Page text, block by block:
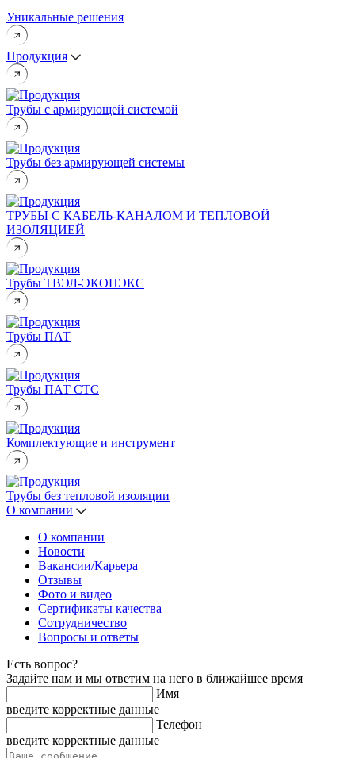
Уникальные решения
Продукция
Трубы с армирующей системой
Трубы без армирующей системы
ТРУБЫ С КАБЕЛЬ-КАНАЛОМ И ТЕПЛОВОЙ
ИЗОЛЯЦИЕЙ
Трубы ТВЭЛ-ЭКОПЭКС
Трубы ПАТ
Трубы ПАТ СТС
Комплектующие и инструмент
Трубы без тепловой изоляции
О компании
О компании
Новости
Вакансии/Карьера
Отзывы
Фото и видео
Сертификаты качества
Сотрудничество
Вопросы и ответы
Есть вопрос?
Задайте нам и мы ответим на него в ближайшее время
Имя
введите корректные данные
Телефон
введите корректные данные